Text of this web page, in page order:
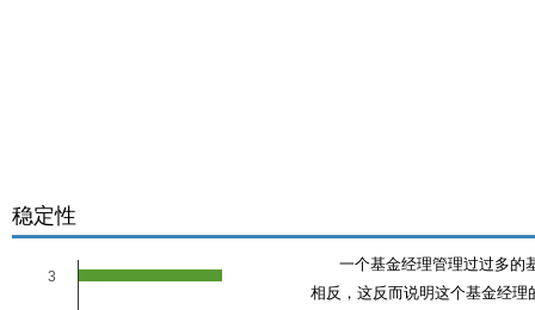
稳定性
3
一个基金经理管理过过多的
相反，这反而说明这个基金经理